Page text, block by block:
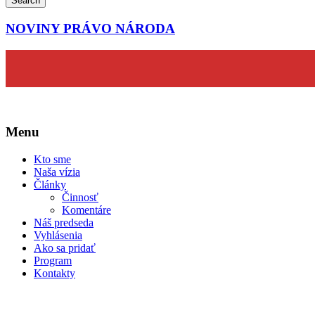
NOVINY PRÁVO NÁRODA
Menu
Kto sme
Naša vízia
Články
Činnosť
Komentáre
Náš predseda
Vyhlásenia
Ako sa pridať
Program
Kontakty